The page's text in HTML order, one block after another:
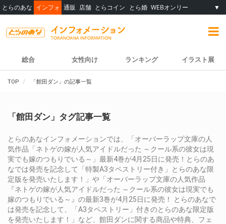
とらのあな インフォ 通販 店舗 とらコイン とら婚 WEBオンリー ▼
総合 女性向け ランキング イラスト展
TOP 「館田ダン」の記事一覧
「館田ダン」タグ記事一覧
とらのあなインフォメーションでは、「オーバーラップ文庫の人
気作品「ネトゲの嫁が人気アイドルだった ～クール系の彼女は現
実でも嫁のつもりでいる～」最新4巻が4月25日に発売！とらのあ
なでは発売を記念して「特製A3タペストリー付き」とらのあな限
定版を発売いたします！」や「オーバーラップ文庫の人気作品
『ネトゲの嫁が人気アイドルだった ～クール系の彼女は現実でも
嫁のつもりでいる～』の最新3巻が4月25日に発売！ とらのあなで
は発売を記念して、「A3タペストリー」付きのとらのあな限定版
を発売いたします！」など、館田ダンに関する商品や特典、フェ